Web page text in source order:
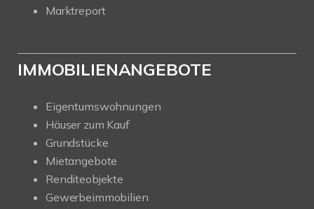
Marktreport
IMMOBILIENANGEBOTE
Eigentumswohnungen
Häuser zum Kauf
Grundstücke
Mietangebote
Renditeobjekte
Gewerbeimmobilien